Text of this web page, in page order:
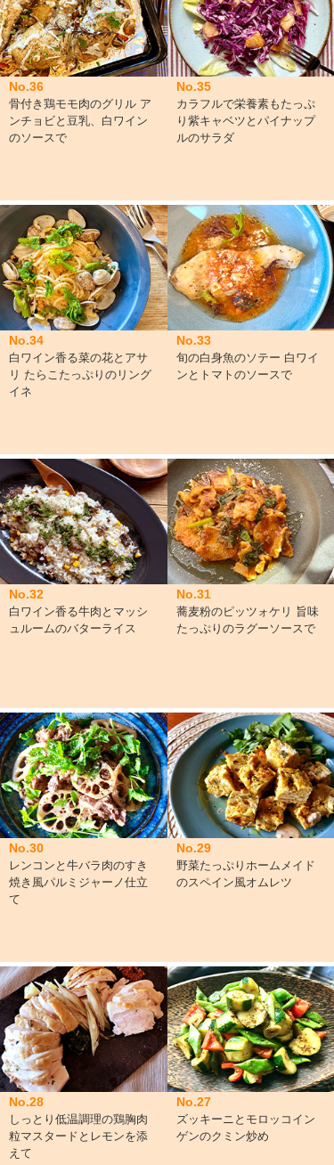
No.36
骨付き鶏モモ肉のグリル ア
ンチョビと豆乳、白ワイン
のソースで
No.35
カラフルで栄養素もたっぷ
り紫キャベツとパイナップ
ルのサラダ
No.34
白ワイン香る菜の花とアサ
リ たらこたっぷりのリング
イネ
No.33
旬の白身魚のソテー 白ワイ
ンとトマトのソースで
No.32
白ワイン香る牛肉とマッシ
ュルームのバターライス
No.31
蕎麦粉のピッツォケリ 旨味
たっぷりのラグーソースで
No.30
レンコンと牛バラ肉のすき
焼き風パルミジャーノ仕立
て
No.29
野菜たっぷりホームメイド
のスペイン風オムレツ
No.28
しっとり低温調理の鶏胸肉
粒マスタードとレモンを添
えて
No.27
ズッキーニとモロッコイン
ゲンのクミン炒め